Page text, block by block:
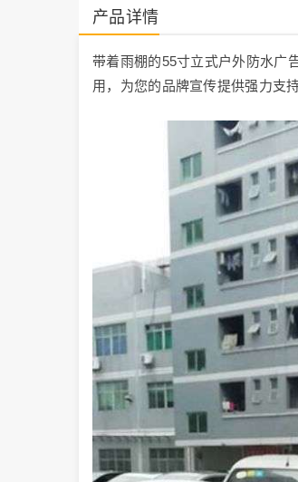
产品详情
带着雨棚的55寸立式户外防水广
用，为您的品牌宣传提供强力支持